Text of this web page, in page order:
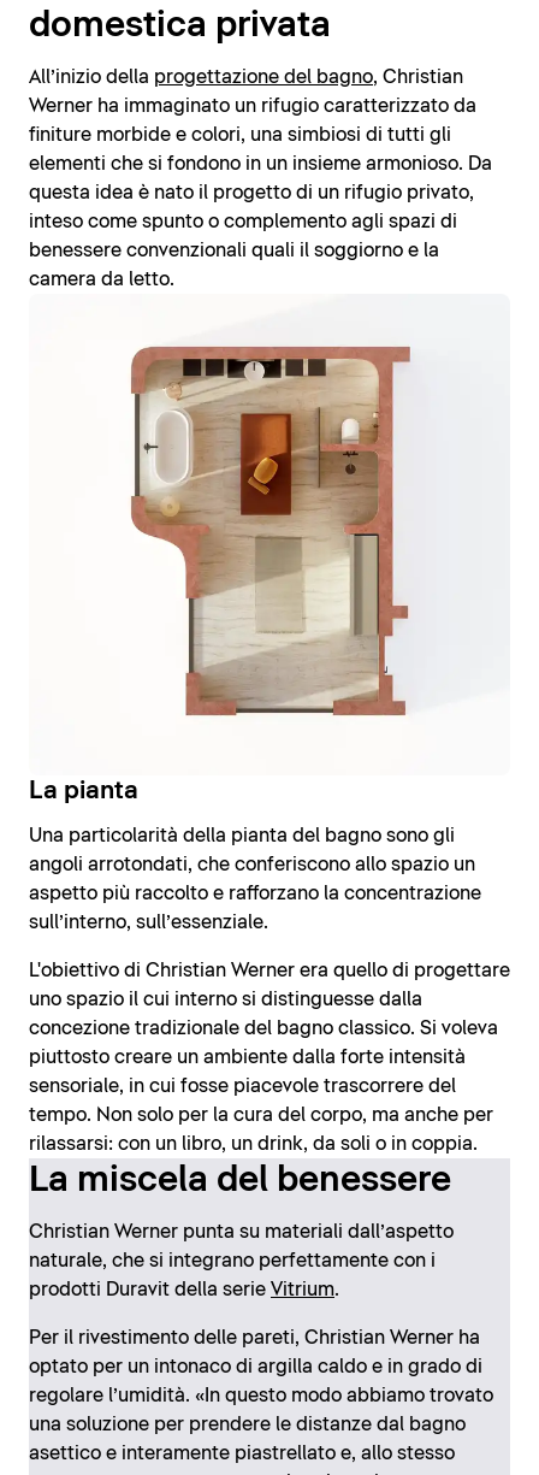
domestica privata
All’inizio della progettazione del bagno, Christian
Werner ha immaginato un rifugio caratterizzato da
finiture morbide e colori, una simbiosi di tutti gli
elementi che si fondono in un insieme armonioso. Da
questa idea è nato il progetto di un rifugio privato,
inteso come spunto o complemento agli spazi di
benessere convenzionali quali il soggiorno e la
camera da letto.
La pianta
Una particolarità della pianta del bagno sono gli
angoli arrotondati, che conferiscono allo spazio un
aspetto più raccolto e rafforzano la concentrazione
sull’interno, sull’essenziale.
L'obiettivo di Christian Werner era quello di progettare
uno spazio il cui interno si distinguesse dalla
concezione tradizionale del bagno classico. Si voleva
piuttosto creare un ambiente dalla forte intensità
sensoriale, in cui fosse piacevole trascorrere del
tempo. Non solo per la cura del corpo, ma anche per
rilassarsi: con un libro, un drink, da soli o in coppia.
La miscela del benessere
Christian Werner punta su materiali dall’aspetto
naturale, che si integrano perfettamente con i
prodotti Duravit della serie Vitrium.
Per il rivestimento delle pareti, Christian Werner ha
optato per un intonaco di argilla caldo e in grado di
regolare l’umidità. «In questo modo abbiamo trovato
una soluzione per prendere le distanze dal bagno
asettico e interamente piastrellato e, allo stesso